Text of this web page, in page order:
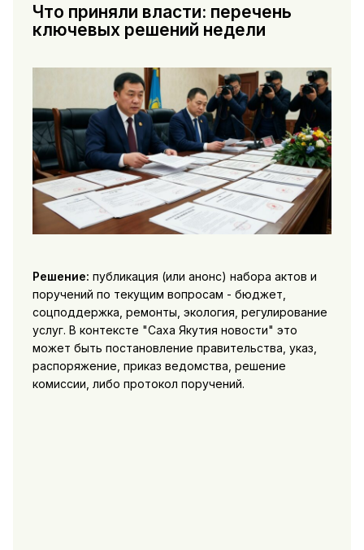
Что приняли власти: перечень
ключевых решений недели
Решение: публикация (или анонс) набора актов и
поручений по текущим вопросам - бюджет,
соцподдержка, ремонты, экология, регулирование
услуг. В контексте "Саха Якутия новости" это
может быть постановление правительства, указ,
распоряжение, приказ ведомства, решение
комиссии, либо протокол поручений.